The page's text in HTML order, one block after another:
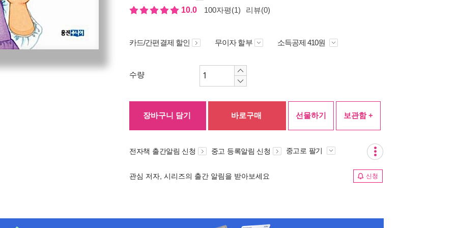
10.0
100자평(1) 리뷰(0)
카드/간편결제 할인 무이자 할부 소득공제 410원
수량
장바구니 담기 바로구매 선물하기 보관함 +
전자책 출간알림 신청 중고 등록알림 신청 중고로 팔기
관심 저자, 시리즈의 출간 알림을 받아보세요 신청